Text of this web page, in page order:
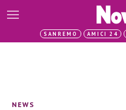
SANREMO AMICI 24
NEWS